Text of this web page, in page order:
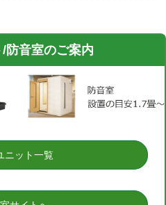
防音室のご案内
ニット一覧